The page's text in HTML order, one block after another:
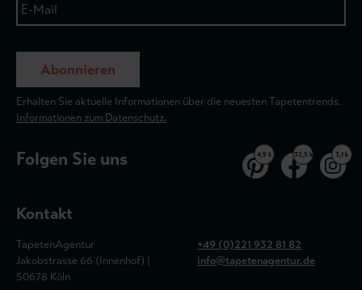
Abonnieren
Erhalten Sie aktuelle Informationen über die neuesten Tapetentrends.
Informationen zum Datenschutz.
Folgen Sie uns 4,9 k 32,5 k 3,1 k
Kontakt
TapetenAgentur
Jakobstrasse 66 (Innenhof) |
50678 Köln
+49 (0)221 932 81 82
info@tapetenagentur.de